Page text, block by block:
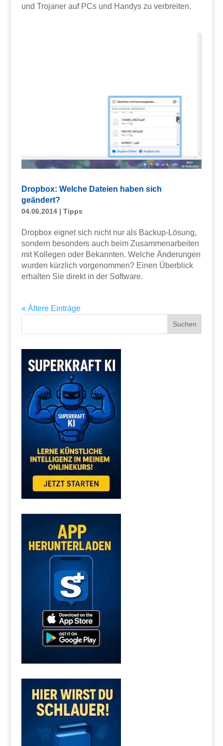
und Trojaner auf PCs und Handys zu verbreiten.
Dropbox: Welche Dateien haben sich
geändert?
04.06.2014| Tipps
Dropbox eignet sich nicht nur als Backup-Lösung,
sondern besonders auch beim Zusammenarbeiten
mit Kollegen oder Bekannten. Welche Änderungen
wurden kürzlich vorgenommen? Einen Überblick
erhalten Sie direkt in der Software.
« Ältere Einträge